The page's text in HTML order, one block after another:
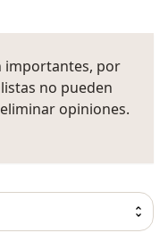
importantes, por
no pueden
opiniones.